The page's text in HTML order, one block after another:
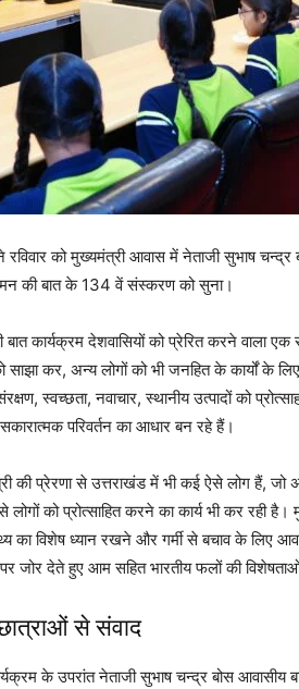
रविवार को मुख्यमंत्री आवास में नेताजी सुभाष
मन की बात के 134 वें संस्करण को सुना।
कार्यक्रम देशवासियों को प्रेरित करने वाला एक
साझा कर, अन्य लोगों को भी जनहित के कार्यों के
स्वच्छता, नवाचार, स्थानीय उत्पादों को
परिवर्तन का आधार बन रहे हैं।
की प्रेरणा से उत्तराखंड में भी कई ऐसे लोग हैं, जो
लोगों को प्रोत्साहित करने का कार्य भी कर रही
का विशेष ध्यान रखने और गर्मी से बचाव के लिए
पर जोर देते हुए आम सहित भारतीय फलों की
से संवाद
के उपरांत नेताजी सुभाष चन्द्र बोस आवासीय